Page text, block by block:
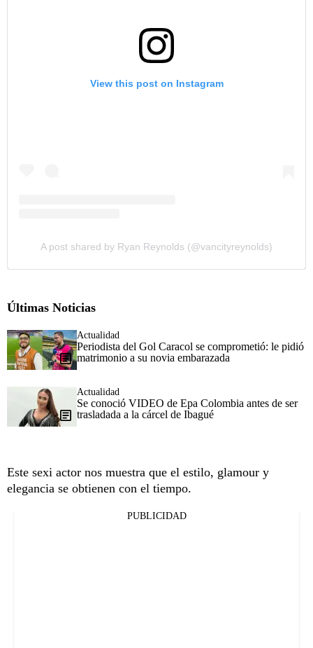
View this post on Instagram
A post shared by Ryan Reynolds (@vancityreynolds)
Últimas Noticias
Actualidad
Periodista del Gol Caracol se comprometió: le pidió
matrimonio a su novia embarazada
Actualidad
Se conoció VIDEO de Epa Colombia antes de ser
trasladada a la cárcel de Ibagué
Este sexi actor nos muestra que el estilo, glamour y
elegancia se obtienen con el tiempo.
PUBLICIDAD